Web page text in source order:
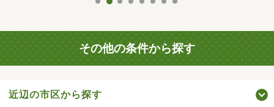
その他の条件から探す
近辺の市区から探す